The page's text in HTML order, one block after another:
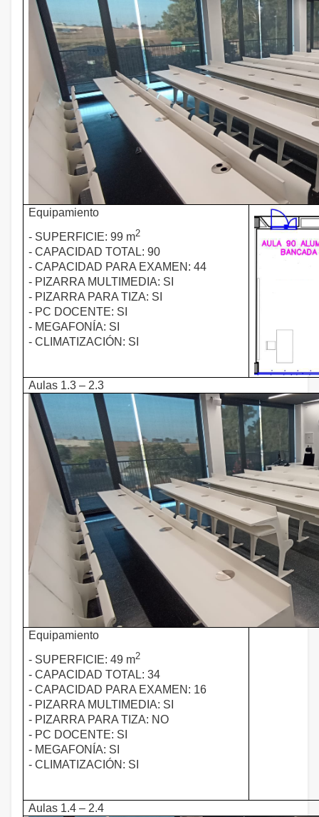
Equipamiento
- SUPERFICIE: 99 m2
- CAPACIDAD TOTAL: 90
- CAPACIDAD PARA EXAMEN: 44
- PIZARRA MULTIMEDIA: SI
- PIZARRA PARA TIZA: SI
- PC DOCENTE: SI
- MEGAFONÍA: SI
- CLIMATIZACIÓN: SI
Aulas 1.3 – 2.3
Equipamiento
- SUPERFICIE: 49 m2
- CAPACIDAD TOTAL: 34
- CAPACIDAD PARA EXAMEN: 16
- PIZARRA MULTIMEDIA: SI
- PIZARRA PARA TIZA: NO
- PC DOCENTE: SI
- MEGAFONÍA: SI
- CLIMATIZACIÓN: SI
Aulas 1.4 – 2.4